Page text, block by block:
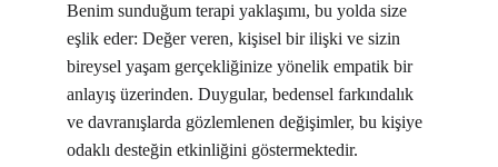
Benim sunduğum terapi yaklaşımı, bu yolda size
eşlik eder: Değer veren, kişisel bir ilişki ve sizin
bireysel yaşam gerçekliğinize yönelik empatik bir
anlayış üzerinden. Duygular, bedensel farkındalık
ve davranışlarda gözlemlenen değişimler, bu kişiye
odaklı desteğin etkinliğini göstermektedir.